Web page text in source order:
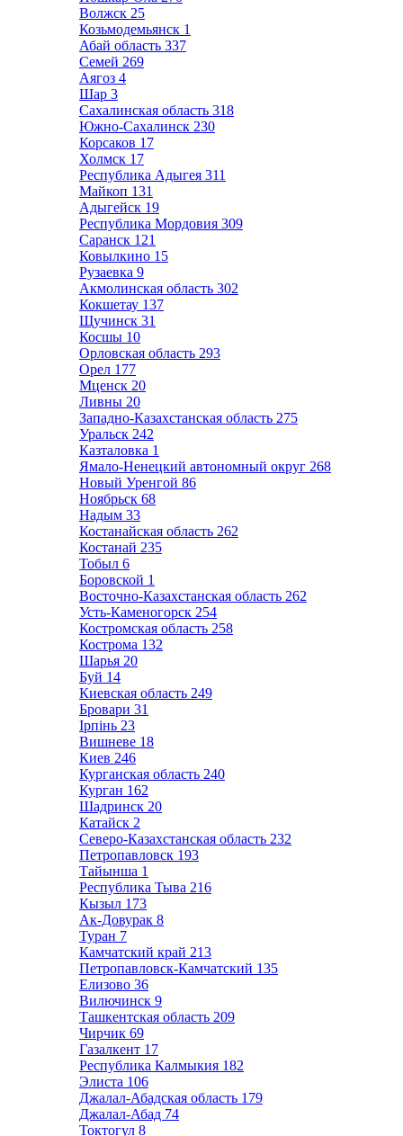
Волжск 25
Козьмодемьянск 1
Абай область 337
Семей 269
Аягоз 4
Шар 3
Сахалинская область 318
Южно-Сахалинск 230
Корсаков 17
Холмск 17
Республика Адыгея 311
Майкоп 131
Адыгейск 19
Республика Мордовия 309
Саранск 121
Ковылкино 15
Рузаевка 9
Акмолинская область 302
Кокшетау 137
Щучинск 31
Косшы 10
Орловская область 293
Орел 177
Мценск 20
Ливны 20
Западно-Казахстанская область 275
Уральск 242
Казталовка 1
Ямало-Ненецкий автономный округ 268
Новый Уренгой 86
Ноябрьск 68
Надым 33
Костанайская область 262
Костанай 235
Тобыл 6
Боровской 1
Восточно-Казахстанская область 262
Усть-Каменогорск 254
Костромская область 258
Кострома 132
Шарья 20
Буй 14
Киевская область 249
Бровари 31
Ірпінь 23
Вишневе 18
Киев 246
Курганская область 240
Курган 162
Шадринск 20
Катайск 2
Северо-Казахстанская область 232
Петропавловск 193
Тайынша 1
Республика Тыва 216
Кызыл 173
Ак-Довурак 8
Туран 7
Камчатский край 213
Петропавловск-Камчатский 135
Елизово 36
Вилючинск 9
Ташкентская область 209
Чирчик 69
Газалкент 17
Республика Калмыкия 182
Элиста 106
Джалал-Абадская область 179
Джалал-Абад 74
Токтогул 8